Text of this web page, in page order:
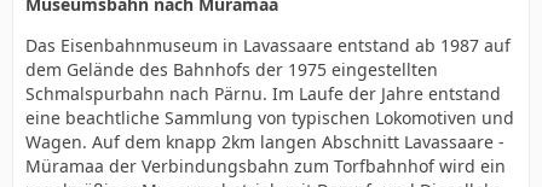
Das Eisenbahnmuseum in Lavassaare entstand ab 1987 auf
dem Gelände des Bahnhofs der 1975 eingestellten
Schmalspurbahn nach Pärnu. Im Laufe der Jahre entstand
eine beachtliche Sammlung von typischen Lokomotiven und
Wagen. Auf dem knapp 2km langen Abschnitt Lavassaare -
Müramaa der Verbindungsbahn zum Torfbahnhof wird ein